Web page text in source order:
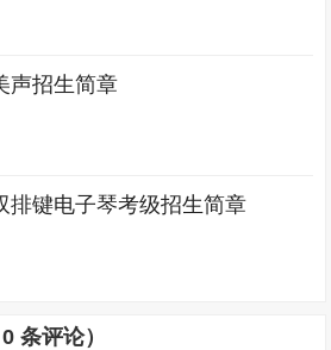
声招生简章
排键电子琴考级招生简章
0 条评论）